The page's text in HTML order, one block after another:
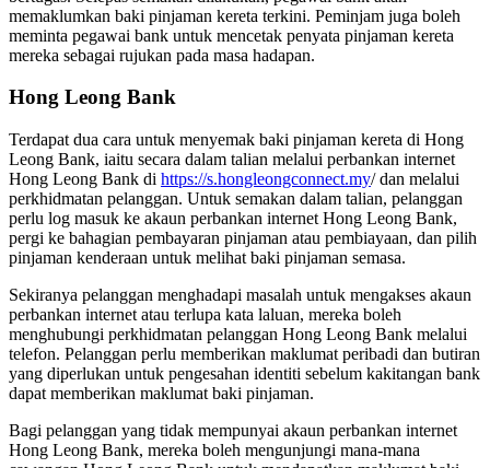
memaklumkan baki pinjaman kereta terkini. Peminjam juga boleh
meminta pegawai bank untuk mencetak penyata pinjaman kereta
mereka sebagai rujukan pada masa hadapan.
Hong Leong Bank
Terdapat dua cara untuk menyemak baki pinjaman kereta di Hong
Leong Bank, iaitu secara dalam talian melalui perbankan internet
Hong Leong Bank di https://s.hongleongconnect.my/ dan melalui
perkhidmatan pelanggan. Untuk semakan dalam talian, pelanggan
perlu log masuk ke akaun perbankan internet Hong Leong Bank,
pergi ke bahagian pembayaran pinjaman atau pembiayaan, dan pilih
pinjaman kenderaan untuk melihat baki pinjaman semasa.
Sekiranya pelanggan menghadapi masalah untuk mengakses akaun
perbankan internet atau terlupa kata laluan, mereka boleh
menghubungi perkhidmatan pelanggan Hong Leong Bank melalui
telefon. Pelanggan perlu memberikan maklumat peribadi dan butiran
yang diperlukan untuk pengesahan identiti sebelum kakitangan bank
dapat memberikan maklumat baki pinjaman.
Bagi pelanggan yang tidak mempunyai akaun perbankan internet
Hong Leong Bank, mereka boleh mengunjungi mana-mana